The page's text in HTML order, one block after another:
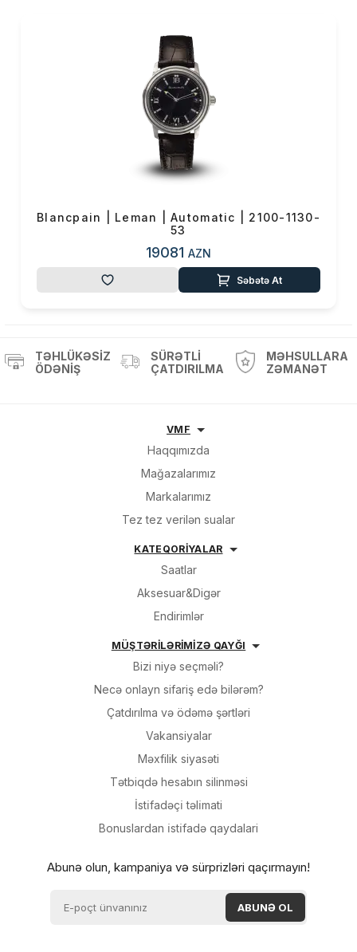
Blancpain | Leman | Automatic | 2100-1130-
53
19081 AZN
Səbətə At
TƏHLÜKƏSIZ
ÖDƏNIŞ
SÜRƏTLI
ÇATDIRILMA
MƏHSULLARA
ZƏMANƏT
VMF
Haqqımızda
Mağazalarımız
Markalarımız
Tez tez verilən sualar
KATEQORİYALAR
Saatlar
Aksesuar&Digər
Endirimlər
MÜŞTƏRİLƏRİMİZƏ QAYĞI
Bizi niyə seçməli?
Necə onlayn sifariş edə bilərəm?
Çatdırılma və ödəmə şərtləri
Vakansiyalar
Məxfilik siyasəti
Tətbiqdə hesabın silinməsi
İsti̇fadəçi̇ təli̇mati
Bonuslardan i̇sti̇fadə qaydalari
Abunə olun, kampaniya və sürprizləri qaçırmayın!